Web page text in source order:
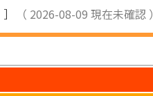
］
（ 2026-08-09 現在未確認